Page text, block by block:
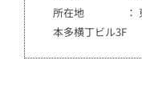
所在地 ： 東京
本多横丁ビル3F